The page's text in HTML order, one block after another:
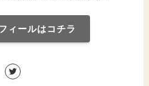
ィールはコチラ